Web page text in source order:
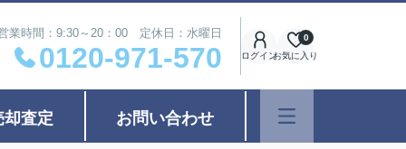
業時間：9:30～20：00 定休日：水曜日
0120-971-570 ログインお気に入り
0
却査定 お問い合わせ